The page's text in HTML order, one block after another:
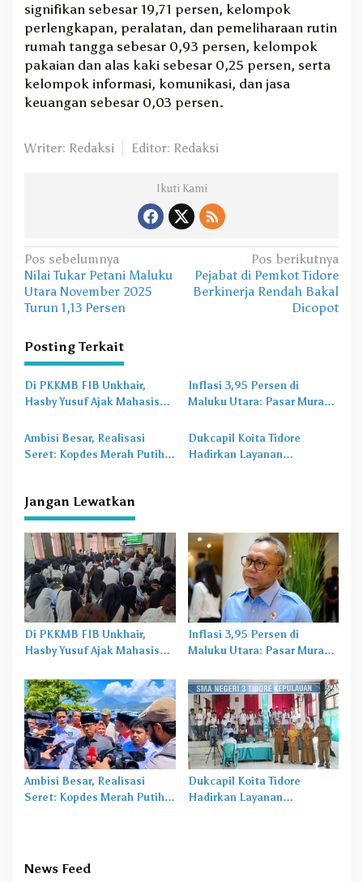
signifikan sebesar 19,71 persen, kelompok
perlengkapan, peralatan, dan pemeliharaan rutin
rumah tangga sebesar 0,93 persen, kelompok
pakaian dan alas kaki sebesar 0,25 persen, serta
kelompok informasi, komunikasi, dan jasa
keuangan sebesar 0,03 persen.
Writer: Redaksi Editor: Redaksi
Ikuti Kami
N
a
v
g
a
s
i
p
s
Pos sebelumnya
Nilai Tukar Petani Maluku
Utara November 2025
Turun 1,13 Persen
Pos berikutnya
Pejabat di Pemkot Tidore
Berkinerja Rendah Bakal
Dicopot
Posting Terkait
Di PKKMB FIB Unkhair,
Hasby Yusuf Ajak Mahasiswa
Budaya dan Literasi
Inflasi 3,95 Persen di
Maluku Utara: Pasar Murah
Masalah Baru
Ambisi Besar, Realisasi
Seret: Kopdes Merah Putih
Dukcapil Koita Tidore
Hadirkan Layanan
Jangan Lewatkan
Di PKKMB FIB Unkhair,
Hasby Yusuf Ajak Mahasiswa
Budaya dan Literasi
Inflasi 3,95 Persen di
Maluku Utara: Pasar Murah
Masalah Baru
Ambisi Besar, Realisasi
Seret: Kopdes Merah Putih
Dukcapil Koita Tidore
Hadirkan Layanan
News Feed